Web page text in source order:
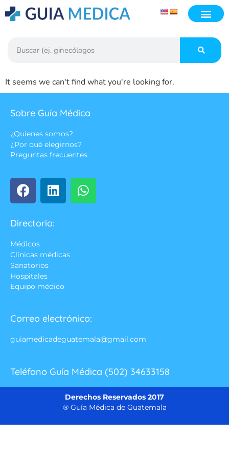
It seems we can't find what you're looking for.
Sobre Guía Médica
¿Quienes somos?
¿Por qué elegirnos?
Preguntas frecuentes
Directorio:
Médicos
Clínicas médicas
Sanatorios
Hospitales
Equipo médico
Correo electrónico:
guiamedicadeguatemala@gmail.com
Teléfono Guía Médica (502) 34633158
Derechos Reservados 2017
® Guía Médica de Guatemala